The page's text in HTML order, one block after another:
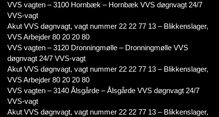
VVS vagten – 3100 Hornbæk – Hornbæk VVS døgnvagt 24/7
VVS-vagt
Akut VVS døgnvagt, vagt nummer 22 22 77 13 – Blikkenslager,
VVS Arbejder 80 20 20 80
VVS vagten – 3120 Dronningmølle – Dronningmølle VVS
døgnvagt 24/7 VVS-vagt
Akut VVS døgnvagt, vagt nummer 22 22 77 13 – Blikkenslager,
VVS Arbejder 80 20 20 80
VVS vagten – 3140 Ålsgårde – Ålsgårde VVS døgnvagt 24/7
VVS-vagt
Akut VVS døgnvagt, vagt nummer 22 22 77 13 – Blikkenslager,